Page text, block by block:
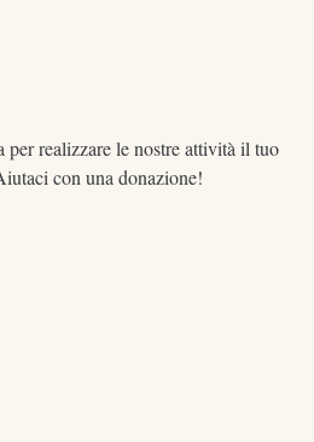
realizzare le nostre attività il tuo
con una donazione!